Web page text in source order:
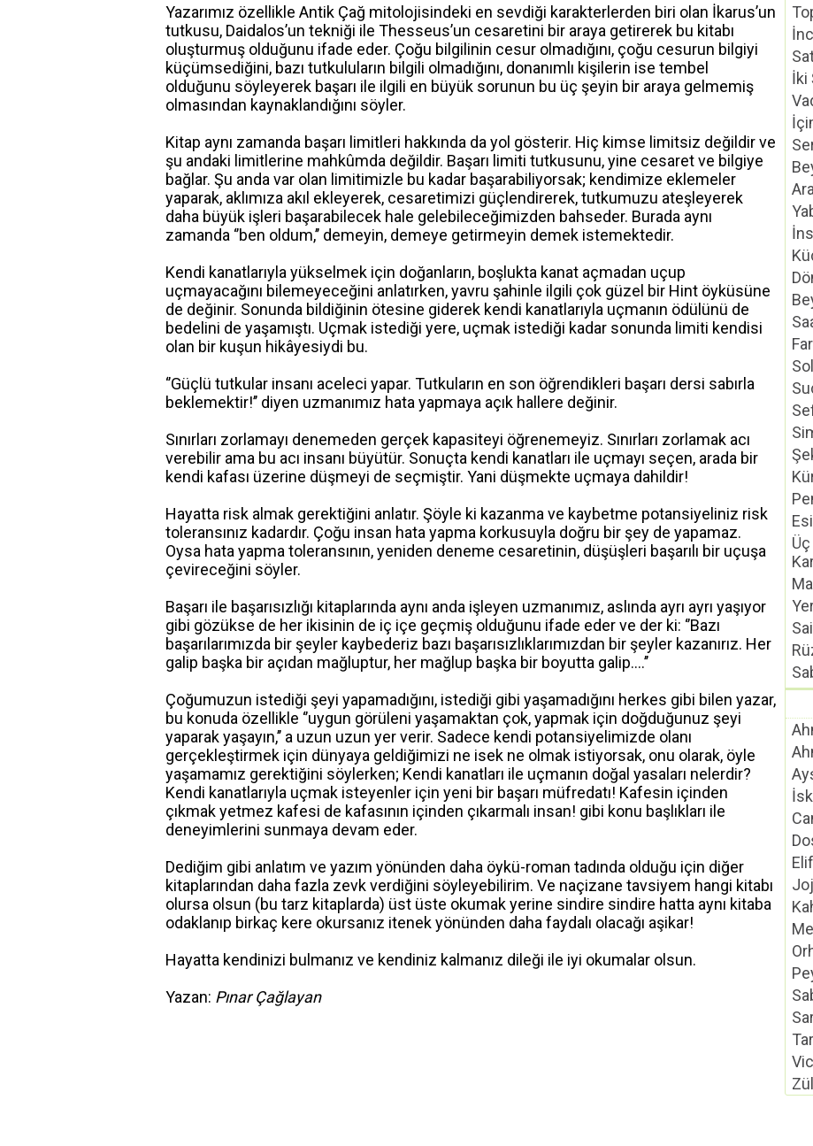
Yazarımız özellikle Antik Çağ mitolojisindeki en sevdiği karakterlerden biri olan İkarus’un
tutkusu, Daidalos’un tekniği ile Thesseus’un cesaretini bir araya getirerek bu kitabı
oluşturmuş olduğunu ifade eder. Çoğu bilgilinin cesur olmadığını, çoğu cesurun bilgiyi
küçümsediğini, bazı tutkuluların bilgili olmadığını, donanımlı kişilerin ise tembel
olduğunu söyleyerek başarı ile ilgili en büyük sorunun bu üç şeyin bir araya gelmemiş
olmasından kaynaklandığını söyler.
Kitap aynı zamanda başarı limitleri hakkında da yol gösterir. Hiç kimse limitsiz değildir ve
şu andaki limitlerine mahkûmda değildir. Başarı limiti tutkusunu, yine cesaret ve bilgiye
bağlar. Şu anda var olan limitimizle bu kadar başarabiliyorsak; kendimize eklemeler
yaparak, aklımıza akıl ekleyerek, cesaretimizi güçlendirerek, tutkumuzu ateşleyerek
daha büyük işleri başarabilecek hale gelebileceğimizden bahseder. Burada aynı
zamanda ‘’ben oldum,’’ demeyin, demeye getirmeyin demek istemektedir.
Kendi kanatlarıyla yükselmek için doğanların, boşlukta kanat açmadan uçup
uçmayacağını bilemeyeceğini anlatırken, yavru şahinle ilgili çok güzel bir Hint öyküsüne
de değinir. Sonunda bildiğinin ötesine giderek kendi kanatlarıyla uçmanın ödülünü de
bedelini de yaşamıştı. Uçmak istediği yere, uçmak istediği kadar sonunda limiti kendisi
olan bir kuşun hikâyesiydi bu.
‘’Güçlü tutkular insanı aceleci yapar. Tutkuların en son öğrendikleri başarı dersi sabırla
beklemektir!’’ diyen uzmanımız hata yapmaya açık hallere değinir.
Sınırları zorlamayı denemeden gerçek kapasiteyi öğrenemeyiz. Sınırları zorlamak acı
verebilir ama bu acı insanı büyütür. Sonuçta kendi kanatları ile uçmayı seçen, arada bir
kendi kafası üzerine düşmeyi de seçmiştir. Yani düşmekte uçmaya dahildir!
Hayatta risk almak gerektiğini anlatır. Şöyle ki kazanma ve kaybetme potansiyeliniz risk
toleransınız kadardır. Çoğu insan hata yapma korkusuyla doğru bir şey de yapamaz.
Oysa hata yapma toleransının, yeniden deneme cesaretinin, düşüşleri başarılı bir uçuşa
çevireceğini söyler.
Başarı ile başarısızlığı kitaplarında aynı anda işleyen uzmanımız, aslında ayrı ayrı yaşıyor
gibi gözükse de her ikisinin de iç içe geçmiş olduğunu ifade eder ve der ki: ‘’Bazı
başarılarımızda bir şeyler kaybederiz bazı başarısızlıklarımızdan bir şeyler kazanırız. Her
galip başka bir açıdan mağluptur, her mağlup başka bir boyutta galip….’’
Çoğumuzun istediği şeyi yapamadığını, istediği gibi yaşamadığını herkes gibi bilen yazar,
bu konuda özellikle ‘’uygun görüleni yaşamaktan çok, yapmak için doğduğunuz şeyi
yaparak yaşayın,’’ a uzun uzun yer verir. Sadece kendi potansiyelimizde olanı
gerçekleştirmek için dünyaya geldiğimizi ne isek ne olmak istiyorsak, onu olarak, öyle
yaşamamız gerektiğini söylerken; Kendi kanatları ile uçmanın doğal yasaları nelerdir?
Kendi kanatlarıyla uçmak isteyenler için yeni bir başarı müfredatı! Kafesin içinden
çıkmak yetmez kafesi de kafasının içinden çıkarmalı insan! gibi konu başlıkları ile
deneyimlerini sunmaya devam eder.
Dediğim gibi anlatım ve yazım yönünden daha öykü-roman tadında olduğu için diğer
kitaplarından daha fazla zevk verdiğini söyleyebilirim. Ve naçizane tavsiyem hangi kitabı
olursa olsun (bu tarz kitaplarda) üst üste okumak yerine sindire sindire hatta aynı kitaba
odaklanıp birkaç kere okursanız itenek yönünden daha faydalı olacağı aşikar!
Hayatta kendinizi bulmanız ve kendiniz kalmanız dileği ile iyi okumalar olsun.
Yazan: Pınar Çağlayan
İki